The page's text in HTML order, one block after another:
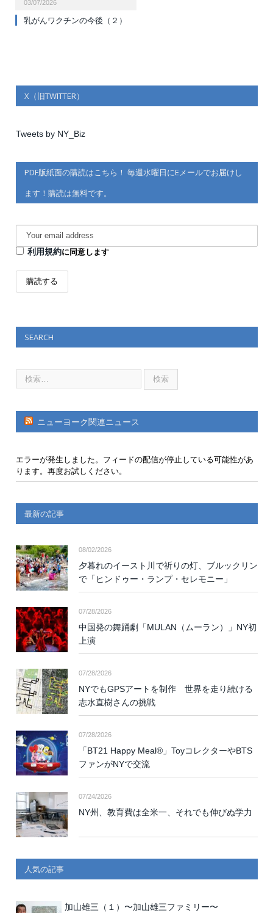
03/07/2026
乳がんワクチンの今後（２）
X（旧TWITTER）
Tweets by NY_Biz
PDF版紙面の購読はこちら！ 毎週水曜日にEメールでお届けし
ます！購読は無料です。
利用規約に同意します
SEARCH
ニューヨーク関連ニュース
エラーが発生しました。フィードの配信が停止している可能性があ
ります。再度お試しください。
最新の記事
08/02/2026
夕暮れのイースト川で祈りの灯、ブルックリン
で「ヒンドゥー・ランプ・セレモニー」
07/28/2026
中国発の舞踊劇「MULAN（ムーラン）」NY初
上演
07/28/2026
NYでもGPSアートを制作 世界を走り続ける
志水直樹さんの挑戦
07/28/2026
「BT21 Happy Meal®」ToyコレクターやBTS
ファンがNYで交流
07/24/2026
NY州、教育費は全米一、それでも伸びぬ学力
人気の記事
加山雄三（１）〜加山雄三ファミリー〜